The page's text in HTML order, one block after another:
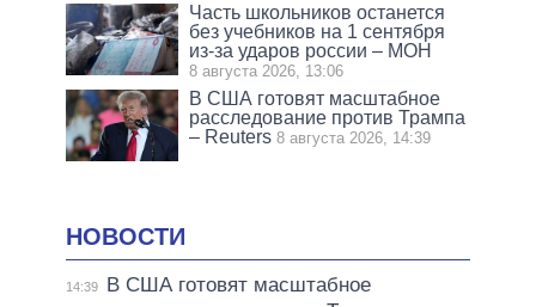
Часть школьников останется
без учебников на 1 сентября
из-за ударов россии – МОН
8 августа 2026, 13:06
В США готовят масштабное
расследование против Трампа
– Reuters 8 августа 2026, 14:39
НОВОСТИ
14:39
В США готовят масштабное